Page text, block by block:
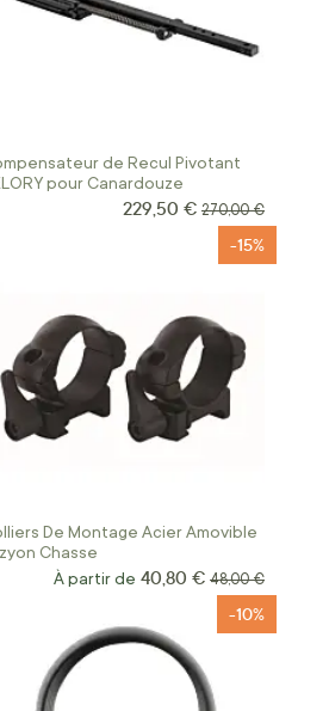
de Recul Pivotant
pour Canardouze
Prix Spécial
229,50 € Prix normal
270,00 €
De Montage Acier Amovible
Chasse
-15%
À partir de 40,80 € Prix normal
48,00 €
-10%